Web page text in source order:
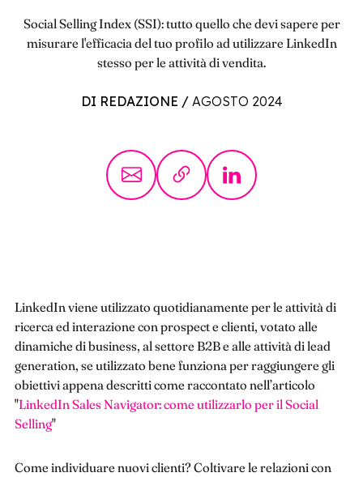
Social Selling Index (SSI): tutto quello che devi sapere per
misurare l'efficacia del tuo profilo ad utilizzare LinkedIn
stesso per le attività di vendita.
DI REDAZIONE / AGOSTO 2024
LinkedIn viene utilizzato quotidianamente per le attività di
ricerca ed interazione con prospect e clienti, votato alle
dinamiche di business, al settore B2B e alle attività di lead
generation, se utilizzato bene funziona per raggiungere gli
obiettivi appena descritti come raccontato nell’articolo
"LinkedIn Sales Navigator: come utilizzarlo per il Social
Selling"
Come individuare nuovi clienti? Coltivare le relazioni con